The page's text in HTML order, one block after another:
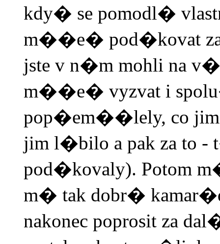
kdy� se pomodl�
m��e� pod�kovat za
jste v n�m mohli na
m��e� vyzvat i
pop�em��lely, co jim
jim l�bilo a pak za to
pod�kovaly). Potom
m� tak dobr�
nakonec poprosit za